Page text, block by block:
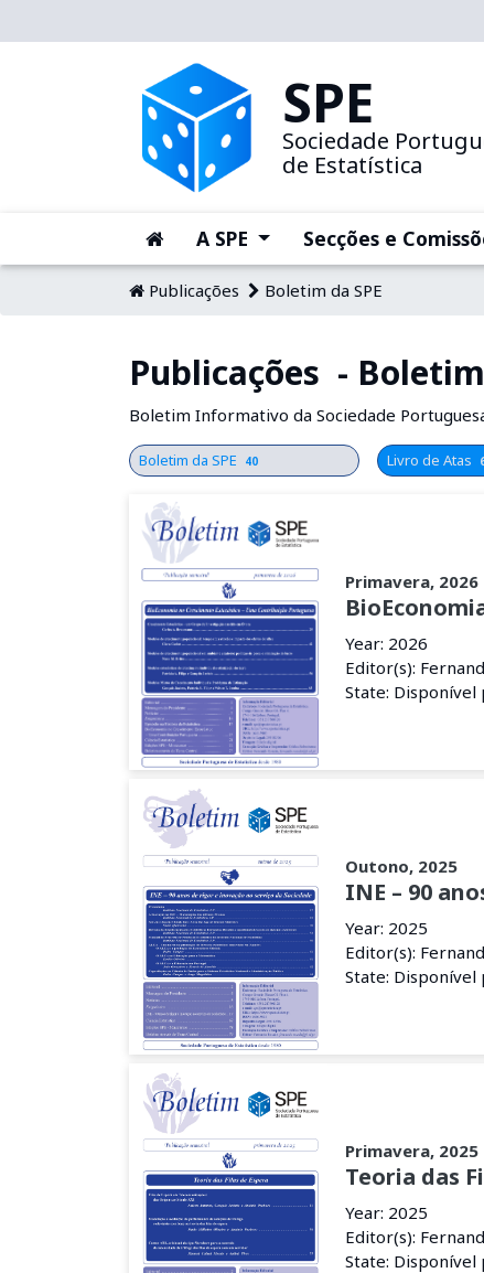
SPE
Sociedade
de Estatística
(current)
A SPE (current)Secções e
Publicações Boletim da SPE
Publicações - Boletim
Boletim Informativo da Sociedade
Boletim da SPE 40 Livro de Atas
Primavera, 2026
Year: 2026
Editor(s):
State: Disponível
Outono, 2025
INE – 90
Year: 2025
Editor(s):
State: Disponível
Primavera, 2025
Teoria das
Year: 2025
Editor(s):
State: Disponível